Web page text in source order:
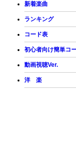
新着楽曲
ランキング
コード表
初心者向け簡単コ
動画視聴Ver.
洋 楽